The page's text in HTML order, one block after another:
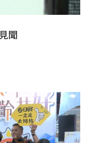
聞